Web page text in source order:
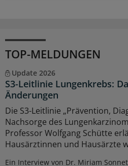
TOP-MELDUNGEN
Update 2026
S3-Leitlinie Lungenkrebs:
Änderungen
Die S3-Leitlinie „Prävention,
Nachsorge des
Professor Wolfgang Schütte
Hausärztinnen und Hausärzte
Ein Interview von Dr. Miriam Sonnet